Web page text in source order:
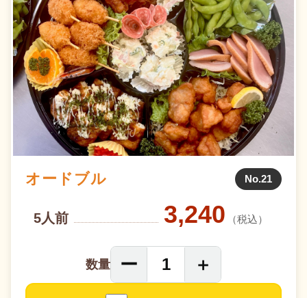
オードブル No.21
5人前 3,240 （税込）
数量 ー 1 ＋